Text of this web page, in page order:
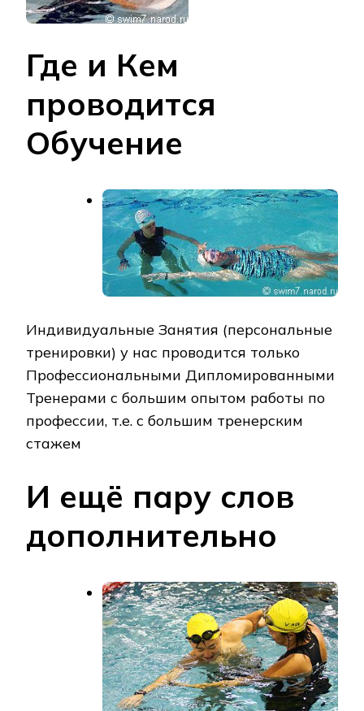
Где и Кем
проводится
Обучение
Индивидуальные Занятия (персональные
тренировки) у нас проводится только
Профессиональными Дипломированными
Тренерами с большим опытом работы по
профессии, т.е. с большим тренерским
стажем
И ещё пару слов
дополнительно